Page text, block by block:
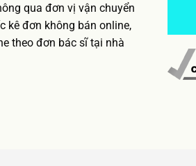
qua đơn vị vận chuyển
kê đơn không bán online,
theo đơn bác sĩ tại nhà